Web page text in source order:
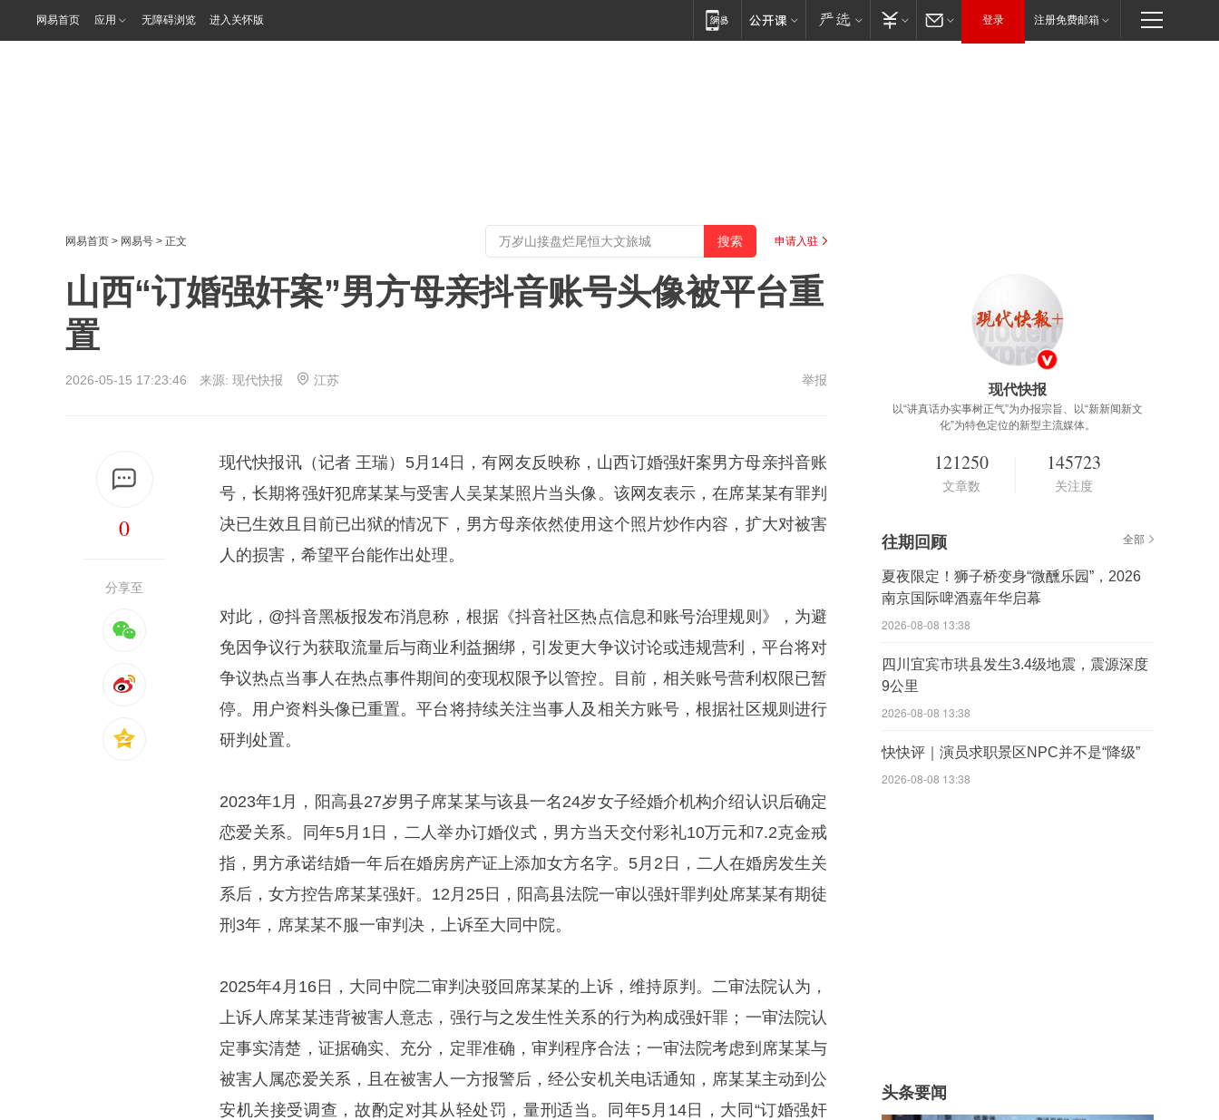
网易首页 应用 无障碍浏览 进入关怀版 登录 注册免费邮箱
网易首页 > 网易号 > 正文 申请入驻
山西“订婚强奸案”男方母亲抖音账号头像被平台重
置
2026-05-15 17:23:46 来源: 现代快报 江苏 举报
0
分享至
现代快报讯（记者 王瑞）5月14日，有网友反映称，山西订婚强奸案男方母亲抖音账
号，长期将强奸犯席某某与受害人吴某某照片当头像。该网友表示，在席某某有罪判
决已生效且目前已出狱的情况下，男方母亲依然使用这个照片炒作内容，扩大对被害
人的损害，希望平台能作出处理。
对此，@抖音黑板报发布消息称，根据《抖音社区热点信息和账号治理规则》，为避
免因争议行为获取流量后与商业利益捆绑，引发更大争议讨论或违规营利，平台将对
争议热点当事人在热点事件期间的变现权限予以管控。目前，相关账号营利权限已暂
停。用户资料头像已重置。平台将持续关注当事人及相关方账号，根据社区规则进行
研判处置。
2023年1月，阳高县27岁男子席某某与该县一名24岁女子经婚介机构介绍认识后确定
恋爱关系。同年5月1日，二人举办订婚仪式，男方当天交付彩礼10万元和7.2克金戒
指，男方承诺结婚一年后在婚房房产证上添加女方名字。5月2日，二人在婚房发生关
系后，女方控告席某某强奸。12月25日，阳高县法院一审以强奸罪判处席某某有期徒
刑3年，席某某不服一审判决，上诉至大同中院。
2025年4月16日，大同中院二审判决驳回席某某的上诉，维持原判。二审法院认为，
上诉人席某某违背被害人意志，强行与之发生性关系的行为构成强奸罪；一审法院认
定事实清楚，证据确实、充分，定罪准确，审判程序合法；一审法院考虑到席某某与
被害人属恋爱关系，且在被害人一方报警后，经公安机关电话通知，席某某主动到公
安机关接受调查，故酌定对其从轻处罚，量刑适当。同年5月14日，大同“订婚强奸
现代快报
以“讲真话办实事树正气”为办报宗旨、以“新新闻新文
化”为特色定位的新型主流媒体。
121250
文章数
145723
关注度
往期回顾 全部
夏夜限定！狮子桥变身“微醺乐园”，2026
南京国际啤酒嘉年华启幕
2026-08-08 13:38
四川宜宾市珙县发生3.4级地震，震源深度
9公里
2026-08-08 13:38
快快评｜演员求职景区NPC并不是“降级”
2026-08-08 13:38
头条要闻